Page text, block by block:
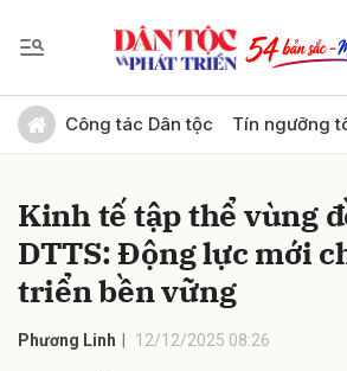
Công tác Dân tộc Tín ngưỡng
Kinh tế tập thể vùng
DTTS: Động lực mới
triển bền vững
Phương Linh 12/12/2025 08:26
Gửi bình luận